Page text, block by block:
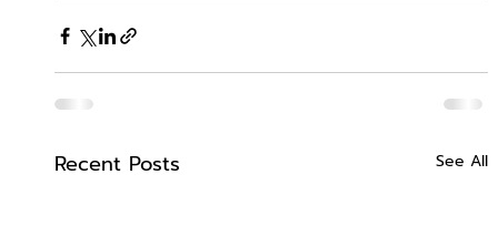
Recent Posts See All